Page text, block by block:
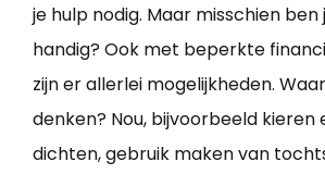
je hulp nodig. Maar misschien ben
handig? Ook met beperkte
zijn er allerlei mogelijkheden.
denken? Nou, bijvoorbeeld kieren
dichten, gebruik maken van